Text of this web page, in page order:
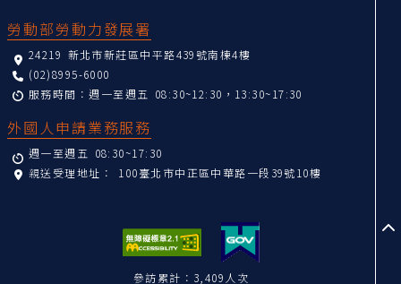
勞動部勞動力發展署
24219 新北市新莊區中平路439號南棟4樓
(02)8995-6000
服務時間：週一至週五 08:30~12:30，13:30~17:30
外國人申請業務服務
週一至週五 08:30~17:30
親送受理地址： 100臺北市中正區中華路一段39號10樓
參訪累計：3,409人次
至